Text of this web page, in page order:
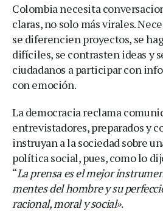
Colombia necesita
claras, no solo más virales.
se diferencien proyectos, se
difíciles, se contrasten ideas y
ciudadanos a participar con
con emoción.
La democracia reclama
entrevistadores, preparados y
instruyan a la sociedad sobre
política social, pues, como lo
“La prensa es el mejor
mentes del hombre y su
racional, moral y social».